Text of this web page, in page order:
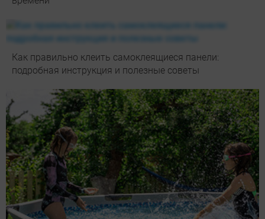
Как правильно клеить самоклеящиеся панели:
подробная инструкция и полезные советы